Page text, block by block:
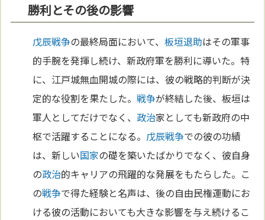
勝利とその後の影響
戊辰戦争の最終局面において、板垣退助はその軍事
的手腕を発揮し続け、新政府軍を勝利に導いた。特
に、江戸城無血開城の際には、彼の戦略的判断が決
定的な役割を果たした。戦争が終結した後、板垣は
軍人としてだけでなく、 政治家としても新政府の中
枢で活躍することになる。 戊辰戦争での彼の功績
は、新しい国家の礎を築いたばかりでなく、彼自身
の政治的キャリアの飛躍的な発展をもたらした。こ
の戦争で得た経験と名声は、後の自由民権運動にお
ける彼の活動においても大きな影響を与え続けるこ